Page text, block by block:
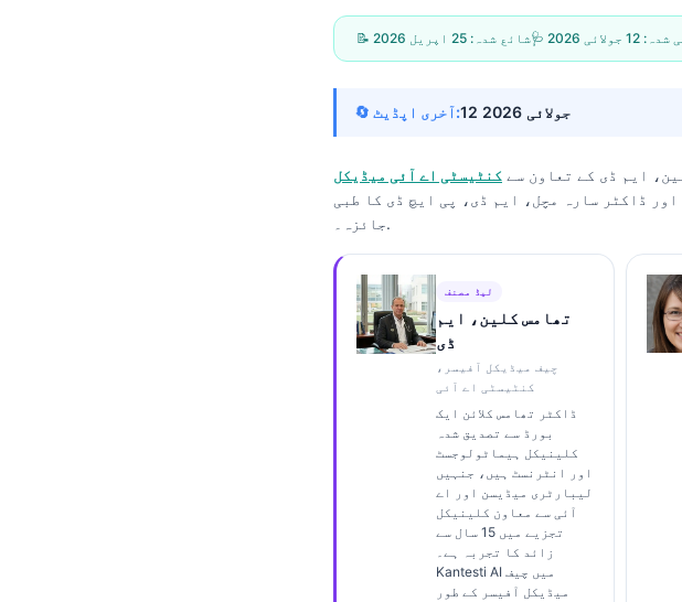
📝 شائع شدہ: 25 اپریل 2026 شدہ: 12 جولائی 2026
🔄 آخری اپڈیٹ: 12 جولائی 2026
ایم ڈی کے تعاون سے کنٹیسٹی اے آئی میڈیکل
ڈاکٹر سارہ مچل، ایم ڈی، پی ایچ ڈی کا طبی
جائزہ۔.
لیڈ مصنف
تھامس کلین، ایم
ڈی
چیف میڈیکل آفیسر،
کنٹیسٹی اے آئی
ڈاکٹر تھامس کلائن ایک
بورڈ سے تصدیق شدہ
کلینیکل ہیماٹولوجسٹ
اور انٹرنسٹ ہیں، جنہیں
لیبارٹری میڈیسن اور اے
آئی سے معاون کلینیکل
تجزیے میں 15 سال سے
زائد کا تجربہ ہے۔
Kantesti AI میں چیف
میڈیکل آفیسر کے طور